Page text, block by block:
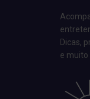
Dicas,
e muito